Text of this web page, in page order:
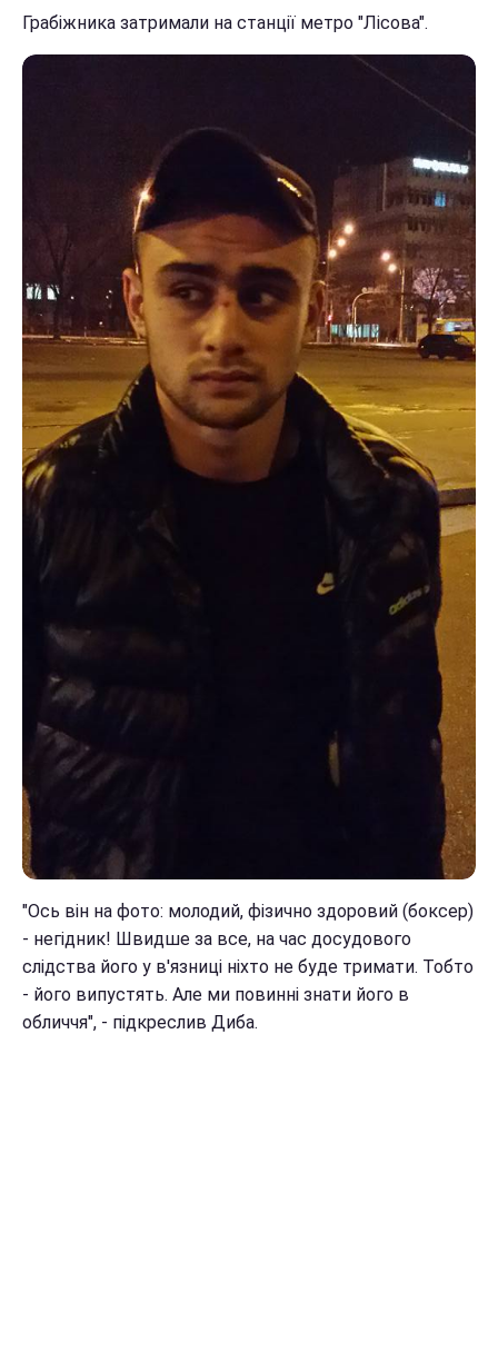
Грабіжника затримали на станції метро "Лісова".
"Ось він на фото: молодий, фізично здоровий (боксер)
- негідник! Швидше за все, на час досудового
слідства його у в'язниці ніхто не буде тримати. Тобто
- його випустять. Але ми повинні знати його в
обличчя", - підкреслив Диба.